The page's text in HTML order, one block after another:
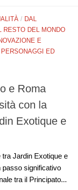
/ DAL
RESTO DEL MONDO
E
PERSONAGGI ED
e Roma
con la
Exotique e
Jardin Exotique e
passo significativo
tra il Principato...